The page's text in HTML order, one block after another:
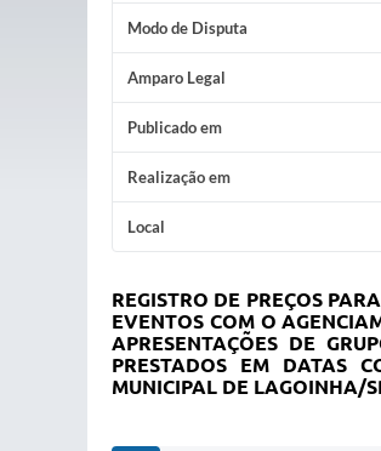
Modo de Disputa
Amparo Legal
Publicado em
Realização em
Local
REGISTRO DE PREÇOS
EVENTOS COM O
APRESENTAÇÕES DE
PRESTADOS EM DATAS
MUNICIPAL DE LAGOINHA/